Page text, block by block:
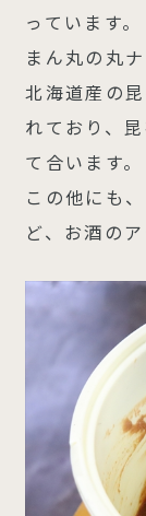
っています。
まん丸の丸
北海道産の
れており、
て合います。
この他にも
ど、お酒の